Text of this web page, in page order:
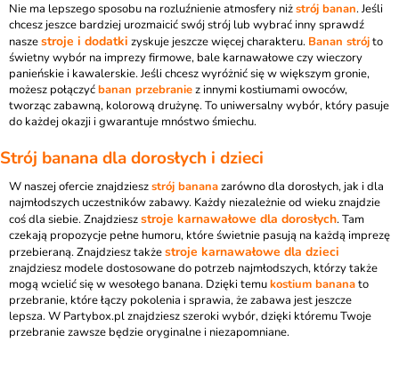
Nie ma lepszego sposobu na rozluźnienie atmosfery niżstrój banan. Jeśli
chcesz jeszce bardziej urozmaicić swój strój lub wybrać inny sprawdź
naszestroje i dodatki zyskuje jeszcze więcej charakteru. Banan strójto
świetny wybór na imprezy firmowe, bale karnawałowe czy wieczory
panieńskie i kawalerskie. Jeśli chcesz wyróżnić się w większym gronie,
możesz połączyćbanan przebraniez innymi kostiumami owoców,
tworząc zabawną, kolorową drużynę. To uniwersalny wybór, który pasuje
do każdej okazji i gwarantuje mnóstwo śmiechu.
Strój banana dla dorosłych i dzieci
W naszej ofercie znajdzieszstrój bananazarówno dla dorosłych, jak i dla
najmłodszych uczestników zabawy. Każdy niezależnie od wieku znajdzie
coś dla siebie. Znajdzieszstroje karnawałowe dla dorosłych. Tam
czekają propozycje pełne humoru, które świetnie pasują na każdą imprezę
przebieraną. Znajdziesz takżestroje karnawałowe dla dzieci
znajdziesz modele dostosowane do potrzeb najmłodszych, którzy także
mogą wcielić się w wesołego banana. Dzięki temukostium bananato
przebranie, które łączy pokolenia i sprawia, że zabawa jest jeszcze
lepsza. W Partybox.pl znajdziesz szeroki wybór, dzięki któremu Twoje
przebranie zawsze będzie oryginalne i niezapomniane.